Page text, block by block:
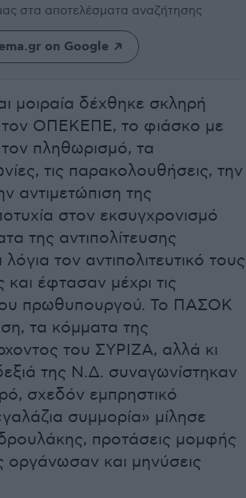
στα αποτελέσματα αναζήτησης
on Google
μοιραία δέχθηκε σκληρή
τον ΟΠΕΚΕΠΕ, το φιάσκο με
πληθωρισμό, τα
τις παρακολουθήσεις, την
αντιμετώπιση της
στον εκσυγχρονισμό
της αντιπολίτευσης
τον αντιπολιτευτικό τους
έφτασαν μέχρι τις
πρωθυπουργού. Το ΠΑΣΟΚ
τα κόμματα της
του ΣΥΡΙΖΑ, αλλά κι
της Ν.Δ. συναγωνίστηκαν
σχεδόν εμπρηστικό
συμμορία» μίλησε
προτάσεις μομφής
οργάνωσαν και μηνύσεις